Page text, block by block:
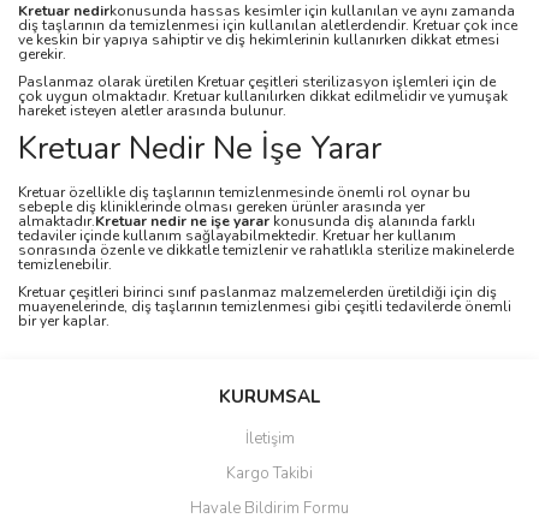
Kretuar nedirkonusunda hassas kesimler için kullanılan ve aynı zamanda
diş taşlarının da temizlenmesi için kullanılan aletlerdendir. Kretuar çok ince
ve keskin bir yapıya sahiptir ve diş hekimlerinin kullanırken dikkat etmesi
gerekir.
Paslanmaz olarak üretilen Kretuar çeşitleri sterilizasyon işlemleri için de
çok uygun olmaktadır. Kretuar kullanılırken dikkat edilmelidir ve yumuşak
hareket isteyen aletler arasında bulunur.
Kretuar Nedir Ne İşe Yarar
Kretuar özellikle diş taşlarının temizlenmesinde önemli rol oynar bu
sebeple diş kliniklerinde olması gereken ürünler arasında yer
almaktadır.Kretuar nedir ne işe yarar konusunda diş alanında farklı
tedaviler içinde kullanım sağlayabilmektedir. Kretuar her kullanım
sonrasında özenle ve dikkatle temizlenir ve rahatlıkla sterilize makinelerde
temizlenebilir.
Kretuar çeşitleri birinci sınıf paslanmaz malzemelerden üretildiği için diş
muayenelerinde, diş taşlarının temizlenmesi gibi çeşitli tedavilerde önemli
bir yer kaplar.
KURUMSAL
İletişim
Kargo Takibi
Havale Bildirim Formu